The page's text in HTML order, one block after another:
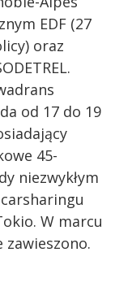
EDF (27
oraz
od 17 do 19
45-
niezwykłym
W marcu